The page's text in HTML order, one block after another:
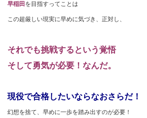
早稲田 を目指すってことは
この超厳しい現実に早めに気づき、正対し、
それでも挑戦するという覚悟
そして勇気が必要！なんだ。
現役で合格したいならなおさらだ！
幻想を捨て、早めに一歩を踏み出すのが必要！